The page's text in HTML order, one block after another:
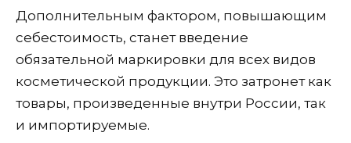
Дополнительным фактором, повышающим
себестоимость, станет введение
обязательной маркировки для всех видов
косметической продукции. Это затронет как
товары, произведенные внутри России, так
и импортируемые.